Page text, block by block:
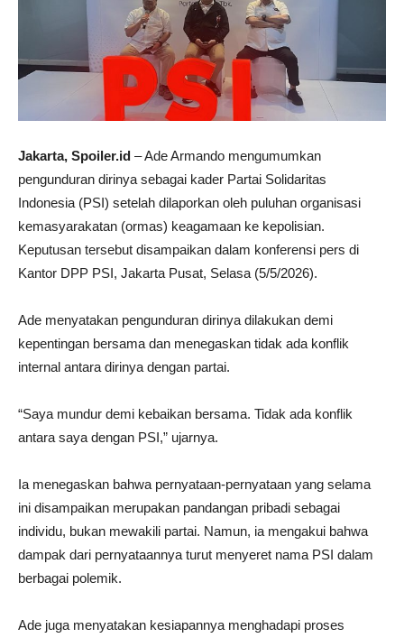
Jakarta, Spoiler.id – Ade Armando mengumumkan
pengunduran dirinya sebagai kader Partai Solidaritas
Indonesia (PSI) setelah dilaporkan oleh puluhan organisasi
kemasyarakatan (ormas) keagamaan ke kepolisian.
Keputusan tersebut disampaikan dalam konferensi pers di
Kantor DPP PSI, Jakarta Pusat, Selasa (5/5/2026).
Ade menyatakan pengunduran dirinya dilakukan demi
kepentingan bersama dan menegaskan tidak ada konflik
internal antara dirinya dengan partai.
“Saya mundur demi kebaikan bersama. Tidak ada konflik
antara saya dengan PSI,” ujarnya.
Ia menegaskan bahwa pernyataan-pernyataan yang selama
ini disampaikan merupakan pandangan pribadi sebagai
individu, bukan mewakili partai. Namun, ia mengakui bahwa
dampak dari pernyataannya turut menyeret nama PSI dalam
berbagai polemik.
Ade juga menyatakan kesiapannya menghadapi proses